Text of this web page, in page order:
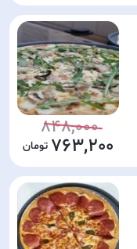
848,000
763,200